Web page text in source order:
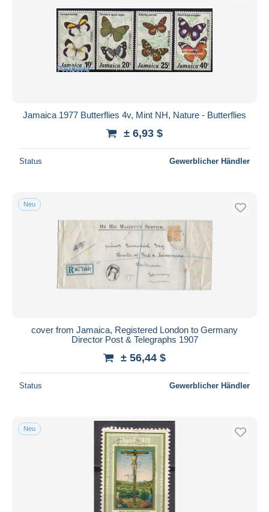
Übernehmen
Jamaica 1977 Butterflies 4v, Mint NH, Nature - Butterflies
± 6,93 $
Status Gewerblicher Händler
Neu
cover from Jamaica, Registered London to Germany
Director Post & Telegraphs 1907
± 56,44 $
Status Gewerblicher Händler
Neu